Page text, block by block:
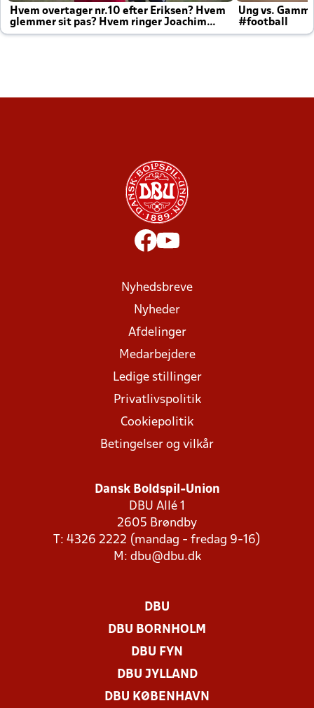
Hvem overtager nr.10 efter Eriksen? Hvem
glemmer sit pas? Hvem ringer Joachim
altid til efter kampe?
Ung vs.
#football
Nyhedsbreve
Nyheder
Afdelinger
Medarbejdere
Ledige stillinger
Privatlivspolitik
Cookiepolitik
Betingelser og vilkår
Dansk Boldspil-Union
DBU Allé 1
2605 Brøndby
T: 4326 2222 (mandag - fredag 9-16)
M: dbu@dbu.dk
DBU
DBU BORNHOLM
DBU FYN
DBU JYLLAND
DBU KØBENHAVN